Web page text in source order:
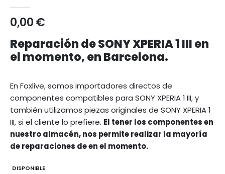
0,00 €
Reparación de SONY XPERIA 1 III en
el momento, en Barcelona.
En Foxlive, somos importadores directos de
componentes compatibles para SONY XPERIA 1 III, y
también utilizamos piezas originales de SONY XPERIA 1
III, si el cliente lo prefiere. El tener los componentes en
nuestro almacén, nos permite realizar la mayoría
de reparaciones de en el momento.
DISPONIBLE